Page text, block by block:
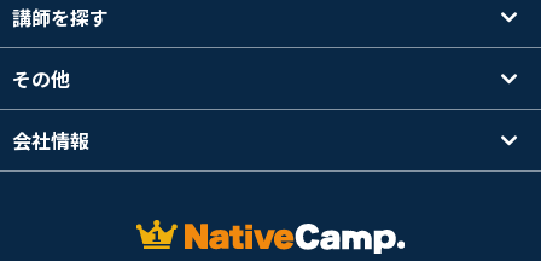
講師を探す
その他
会社情報